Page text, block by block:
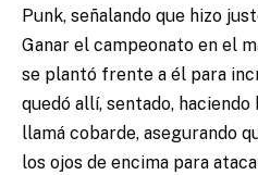
Punk, señalando que hizo
Ganar el campeonato en el
se plantó frente a él para
quedó allí, sentado,
llamá cobarde, asegurando
los ojos de encima para